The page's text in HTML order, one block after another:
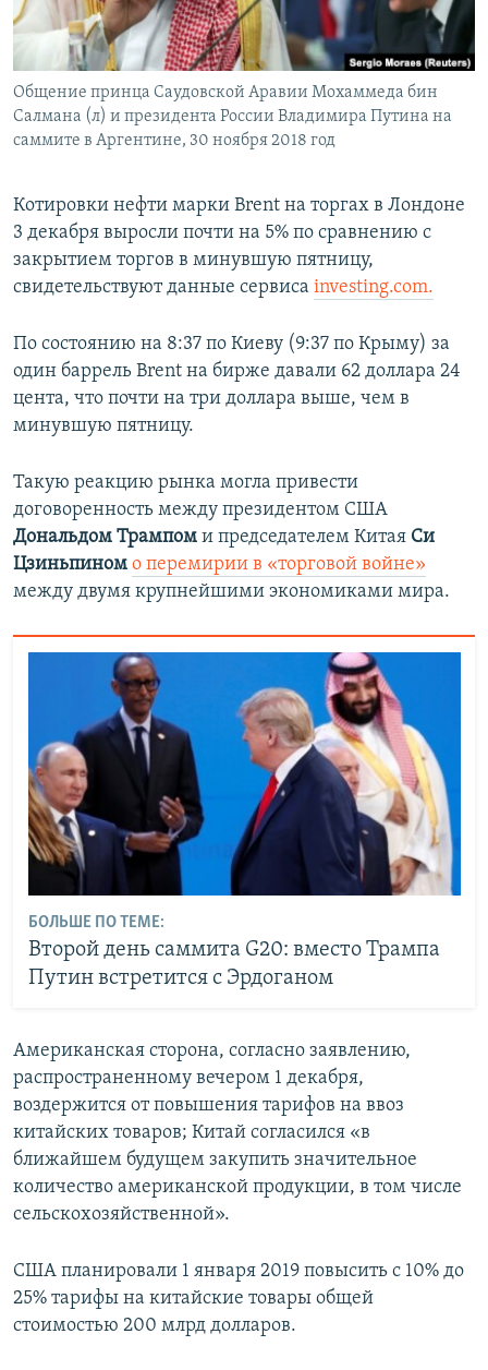
ПОБЕДИТЕЛЕЙ НЕ СУДЯТ?
КРЫМ.НЕПОКОРЕННЫЙ
ELIFBE
УКРАИНСКАЯ ПРОБЛЕМА КРЫМА
ПРИСОЕДИНЯЙТЕСЬ!
Общение принца Саудовской Аравии Мохаммеда бин
Салмана (л) и президента России Владимира Путина на
саммите в Аргентине, 30 ноября 2018 год
Котировки нефти марки Brent на торгах в Лондоне
3 декабря выросли почти на 5% по сравнению с
закрытием торгов в минувшую пятницу,
свидетельствуют данные сервиса investing.com.
По состоянию на 8:37 по Киеву (9:37 по Крыму) за
один баррель Brent на бирже давали 62 доллара 24
цента, что почти на три доллара выше, чем в
минувшую пятницу.
Такую реакцию рынка могла привести
договоренность между президентом США
Дональдом Трампом и председателем Китая Си
Цзиньпином о перемирии в «торговой войне»
между двумя крупнейшими экономиками мира.
БОЛЬШЕ ПО ТЕМЕ:
Второй день саммита G20: вместо Трампа
Путин встретится с Эрдоганом
Американская сторона, согласно заявлению,
распространенному вечером 1 декабря,
воздержится от повышения тарифов на ввоз
китайских товаров; Китай согласился «в
ближайшем будущем закупить значительное
количество американской продукции, в том числе
сельскохозяйственной».
США планировали 1 января 2019 повысить с 10% до
25% тарифы на китайские товары общей
стоимостью 200 млрд долларов.